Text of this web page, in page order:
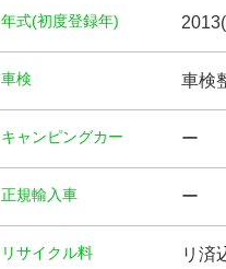
年式(初度登録年)
⾞検 車検
キャンピングカー ー
正規輸入車 ー
リサイクル料 リ済